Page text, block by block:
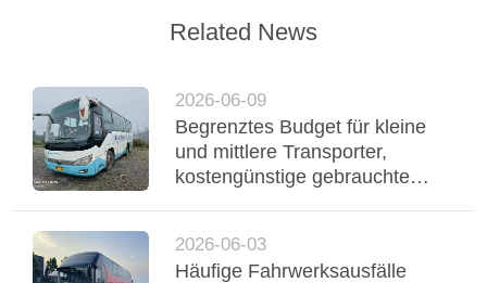
Related News
2026-06-09
Begrenztes Budget für kleine
und mittlere Transporter,
kostengünstige gebrauchte
Flottenbetrieb
2026-06-03
Häufige Fahrwerksausfälle